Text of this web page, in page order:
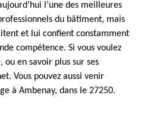
l’une des meilleures
du bâtiment, mais
et lui confient constamment
compétence. Si vous voulez
ou en savoir plus sur ses
Vous pouvez aussi venir
à Ambenay, dans le 27250.